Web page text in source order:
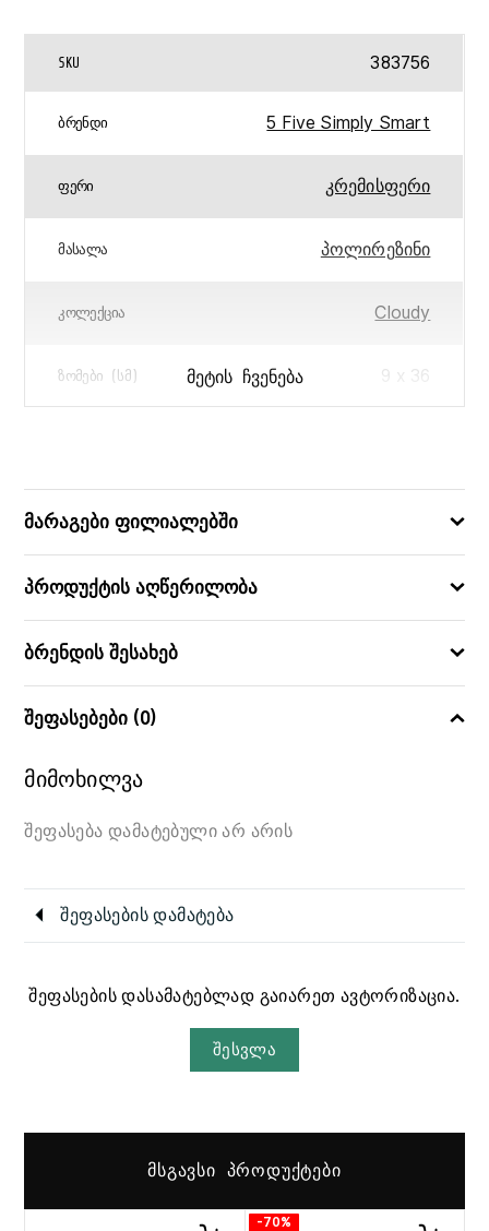
SKU 383756
ᲑᲠᲔᲜᲓᲘ 5 Five Simply Smart
ᲤᲔᲠᲘ კრემისფერი
ᲛᲐᲡᲐᲚᲐ პოლირეზინი
ᲙᲝᲚᲔᲥᲪᲘᲐ Cloudy
ᲖᲝᲛᲔᲑᲘ (ᲡᲛ) 9 x 36
ᲛᲔᲢᲘᲡ ᲩᲕᲔᲜᲔᲑᲐ
მარაგები ფილიალებში
პროდუქტის აღწერილობა
ბრენდის შესახებ
შეფასებები (0)
მიმოხილვა
შეფასება დამატებული არ არის
შეფასების დამატება
შეფასების დასამატებლად გაიარეთ ავტორიზაცია.
შესვლა
ᲛᲡᲒᲐᲕᲡᲘ ᲞᲠᲝᲓᲣᲥᲢᲔᲑᲘ
-70%